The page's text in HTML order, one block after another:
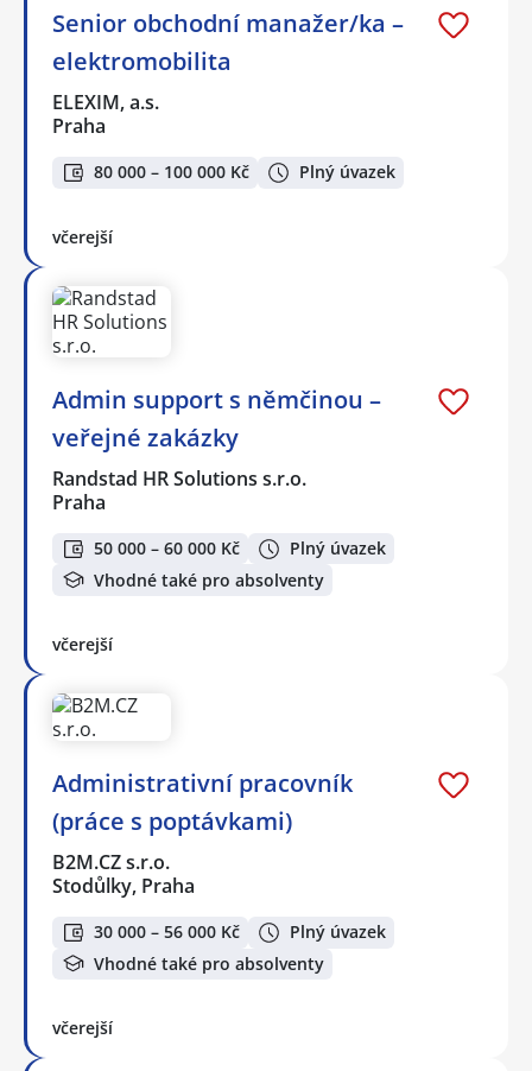
Senior obchodní manažer/ka –
elektromobilita
ELEXIM, a.s.
Praha
80 000 – 100 000 Kč Plný úvazek
včerejší
Admin support s němčinou –
veřejné zakázky
Randstad HR Solutions s.r.o.
Praha
50 000 – 60 000 Kč
Plný úvazek
Vhodné také pro absolventy
včerejší
Administrativní pracovník
(práce s poptávkami)
B2M.CZ s.r.o.
Stodůlky, Praha
30 000 – 56 000 Kč
Plný úvazek
Vhodné také pro absolventy
včerejší